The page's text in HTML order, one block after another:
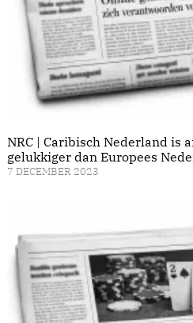
NRC | Caribisch Nederland is
gelukkiger dan Europees
7 DECEMBER 2023